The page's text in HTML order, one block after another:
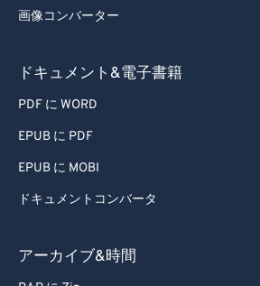
画像コンバーター
ドキュメント&電子書籍
PDF に WORD
EPUB に PDF
EPUB に MOBI
ドキュメントコンバータ
アーカイブ&時間